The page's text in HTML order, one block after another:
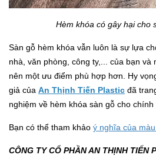
Hèm khóa có gây hại cho
Sàn gỗ hèm khóa vẫn luôn là sự lựa
nhà, văn phòng, công ty,... của bạn và
nên một ưu điểm phù hợp hơn. Hy
giả của An Thịnh Tiến Plastic đã
nghiệm về hèm khóa sàn gỗ cho chính
Bạn có thể tham khảo ý nghĩa của
CÔNG TY CỔ PHẦN AN THỊNH TIẾN